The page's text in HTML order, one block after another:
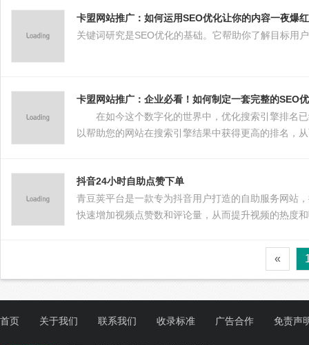
卡盟网站推广：如何运用SEO优化让你的内容一夜爆
关键词研究是SEO优化的基础。它帮助你了解目标用
卡盟网站推广：企业必看！如何制定一套完整的SEO
在如今这个数字化的世界中，优化搜索引擎排名已
以帮助您的网站在搜索引擎结果中获得更高的排名，
抖音24小时自助点赞下单
青豆荚平台是一款专为抖音用户打造的自助服务网站
快速增加视频点赞数和评论量，从而提升视频的热度
«
首页 关于我们 联系我们 收录标准 广告合作 免责声